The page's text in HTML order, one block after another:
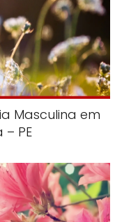
Masculina em
PE